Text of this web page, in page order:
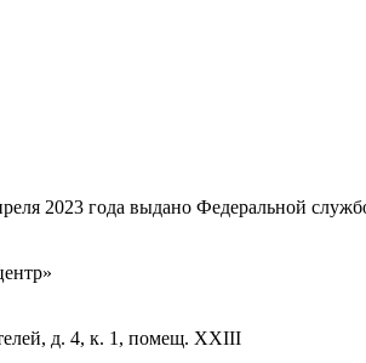
2023 года выдано Федеральной
д. 4, к. 1, помещ. XXIII